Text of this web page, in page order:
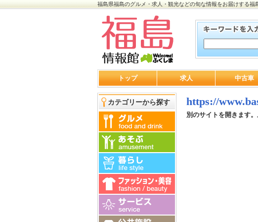
福島県福島のグルメ・求人・観光などの旬な情報をお届けする福
トップ 求人 中古車
カテゴリーから探す https://
別のサイトを開きます